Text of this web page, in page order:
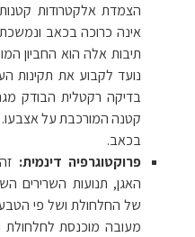
הצמדת אלקטרודות
תיבות אלה הוא החביון
נועד לקבוע את תקינות
בדיקה רקטלית הבודק
בכאב.
פרוקטוגרפיה דינמית:
האגן, תנועות השרירים
של החלחולת ושל פי
מעובה מוכנסת לחלחולת